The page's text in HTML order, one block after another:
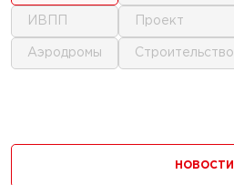
НОВОСТИ
ИВПП
аэродромы
проект
строительство